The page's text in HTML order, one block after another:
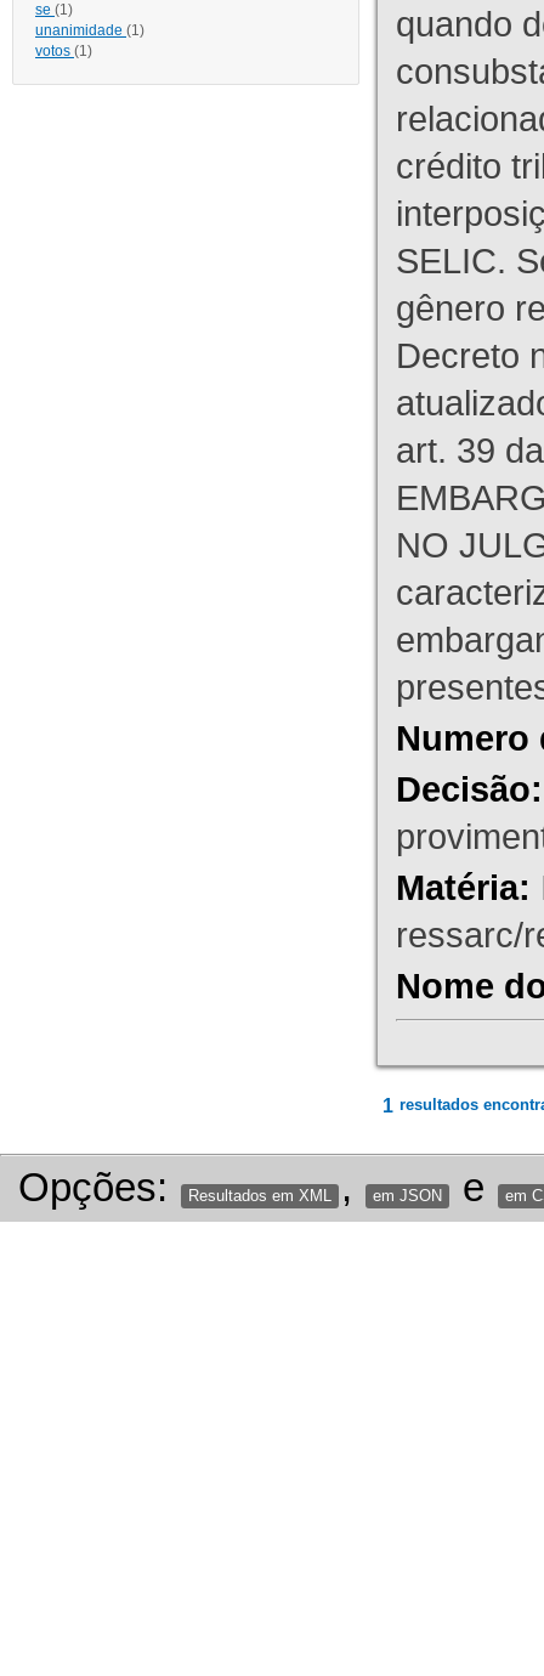
se (1)
unanimidade (1)
votos (1)
quando
crédito
SELIC.
gênero
Decreto
art. 39
NO
Numero
Decisão:
Matéria:
ressarc/
Nome
1 resultados
Opções: Resultados em XML , em JSON e em